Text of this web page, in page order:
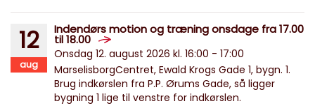
12
aug
Indendørs motion og træning onsdage fra 17.00
til 18.00
Onsdag 12. august 2026 kl. 16:00 - 17:00
MarselisborgCentret, Ewald Krogs Gade 1, bygn. 1.
Brug indkørslen fra P.P. Ørums Gade, så ligger
bygning 1 lige til venstre for indkørslen.